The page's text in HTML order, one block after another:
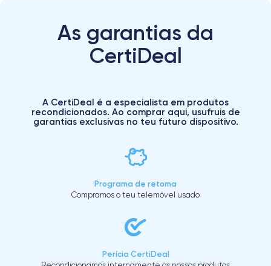
As garantias da
CertiDeal
A CertiDeal é a especialista em produtos
recondicionados. Ao comprar aqui, usufruis de
garantias exclusivas no teu futuro dispositivo.
Programa de retoma
Compramos o teu telemóvel usado
Perícia CertiDeal